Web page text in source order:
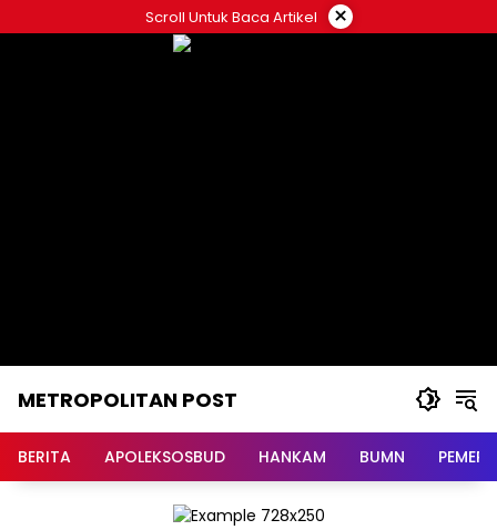
ke
Scroll Untuk Baca Artikel ×
METROPOLITAN POST
BERITA APOLEKSOSBUD HANKAM BUMN